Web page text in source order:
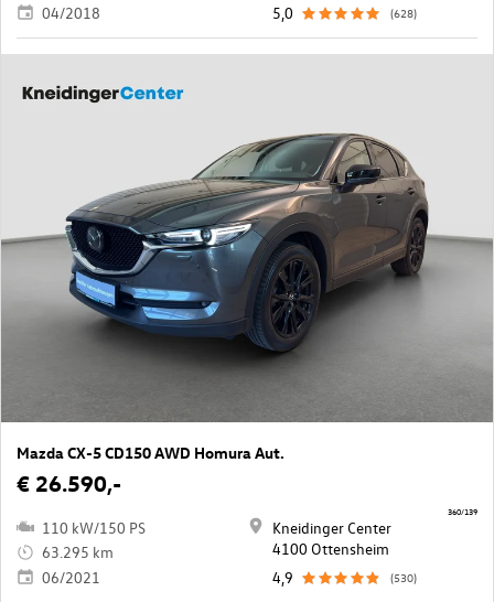
04/2018
5,0
(628)
Mazda CX-5 CD150 AWD Homura Aut.
€ 26.590,-
110 kW/150 PS
63.295 km
06/2021
Kneidinger Center
4100 Ottensheim
4,9
(530)
360/139